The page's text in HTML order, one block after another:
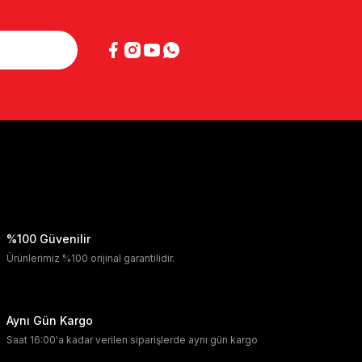
%100 Güvenilir
Ürünlerimiz %100 orijinal garantilidir.
Aynı Gün Kargo
Saat 16:00'a kadar verilen siparişlerde aynı gün kargo